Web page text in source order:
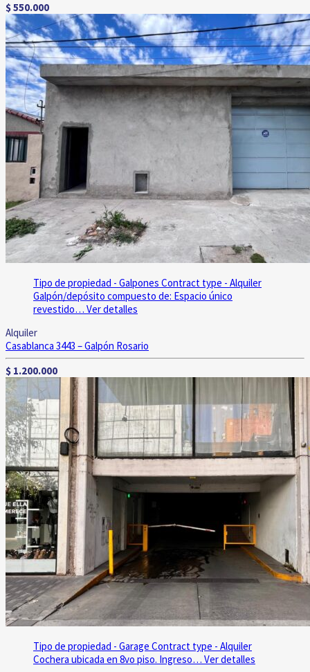
$ 550.000
Tipo de propiedad - Galpones Contract type - Alquiler
Galpón/depósito compuesto de: Espacio único
revestido… Ver detalles
Alquiler
Casablanca 3443 – Galpón Rosario
$ 1.200.000
Tipo de propiedad - Garage Contract type - Alquiler
Cochera ubicada en 8vo piso. Ingreso… Ver detalles